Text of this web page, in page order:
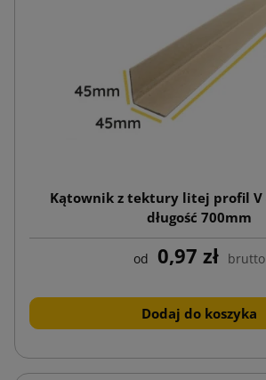
Kątownik z tektury litej profil V
długość 700mm
od 0,97 zł brutto
Dodaj do koszyka